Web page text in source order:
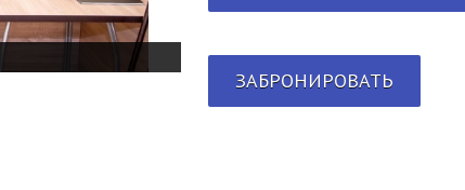
ЗАБРОНИРОВАТЬ